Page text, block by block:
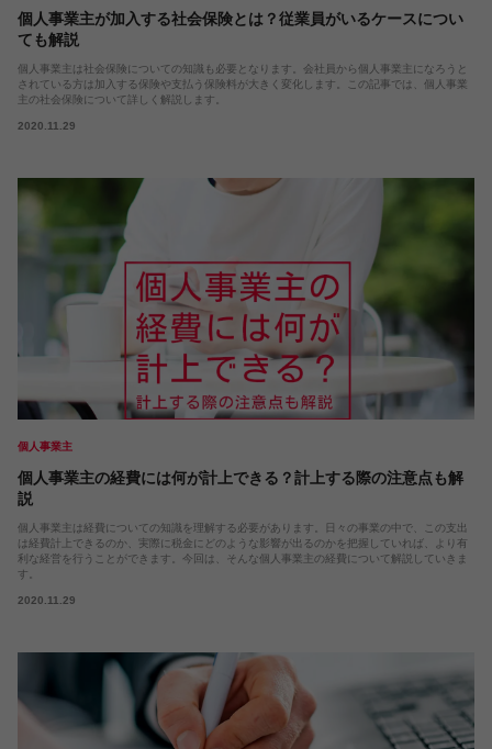
個人事業主が加入する社会保険とは？従業員がいるケースについ
ても解説
個人事業主は社会保険についての知識も必要となります。会社員から個人事業主になろうと
されている方は加入する保険や支払う保険料が大きく変化します。この記事では、個人事業
主の社会保険について詳しく解説します。
2020.11.29
個人事業主
個人事業主の経費には何が計上できる？計上する際の注意点も解
説
個人事業主は経費についての知識を理解する必要があります。日々の事業の中で、この支出
は経費計上できるのか、実際に税金にどのような影響が出るのかを把握していれば、より有
利な経営を行うことができます。今回は、そんな個人事業主の経費について解説していきま
す。
2020.11.29